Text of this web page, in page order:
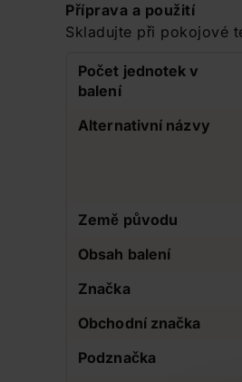
Příprava a použití
Skladujte při pokojové
Počet jednotek v
balení
Alternativní názvy
Země původu
Obsah balení
Značka
Obchodní značka
Podznačka